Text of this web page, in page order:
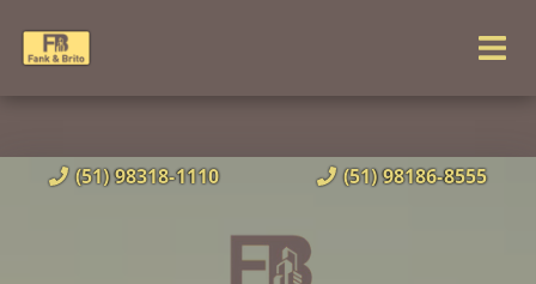
(51) 98318-1110 (51) 98186-8555